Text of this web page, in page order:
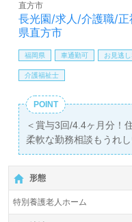
長光園/求人/介護職/
県直方市
直方市
福岡県 車通勤可 お見逃し
介護福祉士
POINT
＜賞与3回/4.4ヶ月分！
柔軟な勤務相談もうれ
【月給240,000～
者向け求人＊『感田駅
入居定員80名（従来型
光会（本部：福岡県北
形態
特別養護老人ホーム